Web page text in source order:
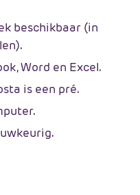
beschikbaar (in
Word en Excel.
is een pré.